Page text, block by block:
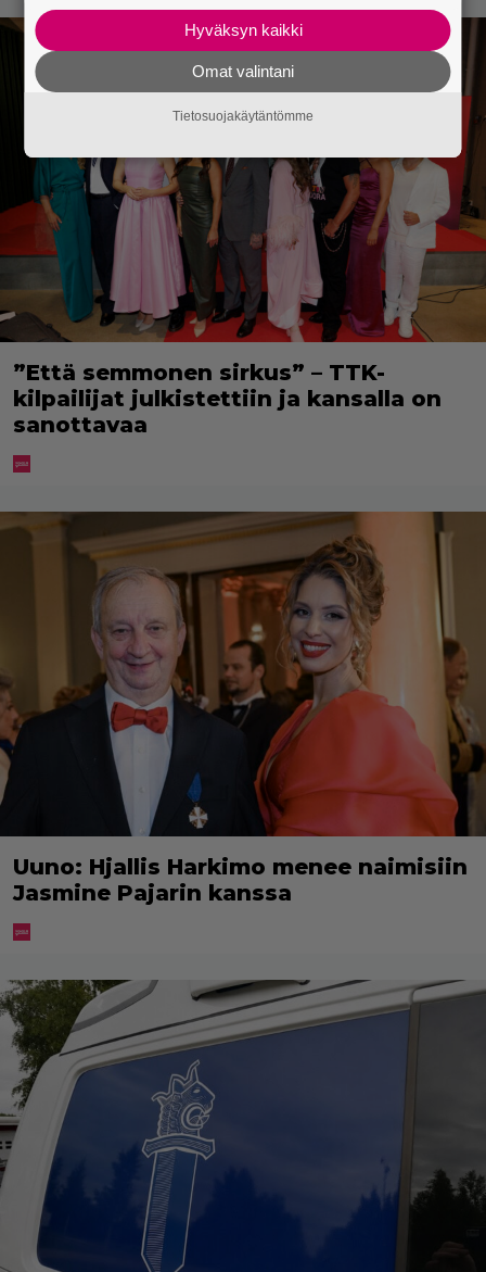
”Että semmonen sirkus” – TTK-
kilpailijat julkistettiin ja kansalla on
sanottavaa
Uuno: Hjallis Harkimo menee naimisiin
Jasmine Pajarin kanssa
Hyväksyn kaikki
Omat valintani
Tietosuojakäytäntömme